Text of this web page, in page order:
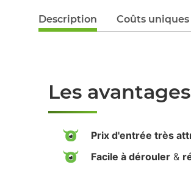
Description Coûts uniques
Les
Prix d'entrée très
Facile à dérouler &